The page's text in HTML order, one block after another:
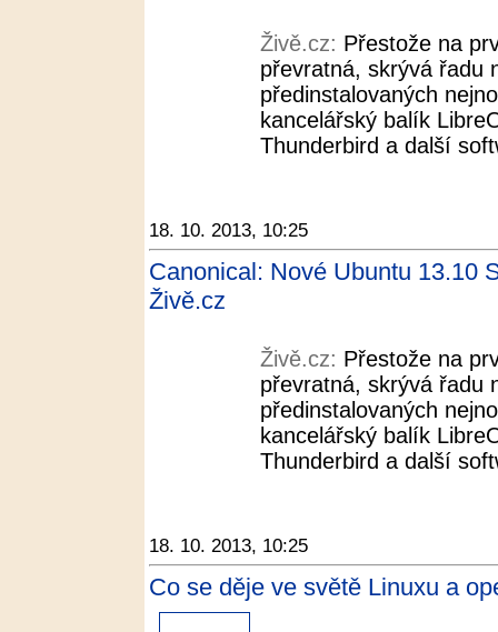
Živě.cz: Přestože na
převratná, skrývá řadu
předinstalovaných
kancelářský balík
Thunderbird a další
18. 10. 2013, 10:25
Canonical: Nové Ubuntu 13.10
Živě.cz
Živě.cz: Přestože na
převratná, skrývá řadu
předinstalovaných
kancelářský balík
Thunderbird a další
18. 10. 2013, 10:25
Co se děje ve světě Linuxu a